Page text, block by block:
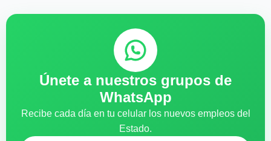
Únete a nuestros grupos de
WhatsApp
Recibe cada día en tu celular los nuevos empleos del
Estado.